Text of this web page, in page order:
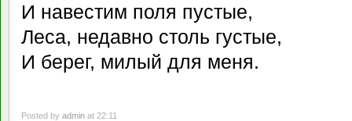
И навестим поля пустые,
Леса, недавно столь густые,
И берег, милый для меня.
Posted by admin at 22:11